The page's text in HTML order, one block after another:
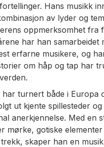
Hans musikk
av lyder og
oppmerksomhet fra
har han samarbeidet
erfarne musikere, og
om håp og tap har
har turnert både i Europa
ut kjente spillesteder
anerkjennelse. Med en
mørke, gotiske
skaper han en